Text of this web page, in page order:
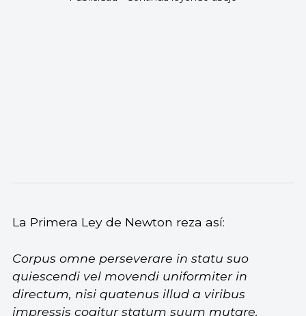
La Primera Ley de Newton reza así:
Corpus omne perseverare in statu suo
quiescendi vel movendi uniformiter in
directum, nisi quatenus illud a viribus
impressis cogitur statum suum mutare.